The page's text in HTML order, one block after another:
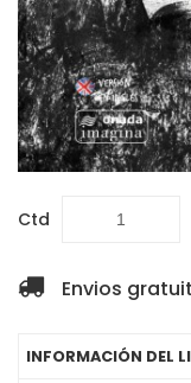
Ctd
Envios
INFORMACIÓN DEL